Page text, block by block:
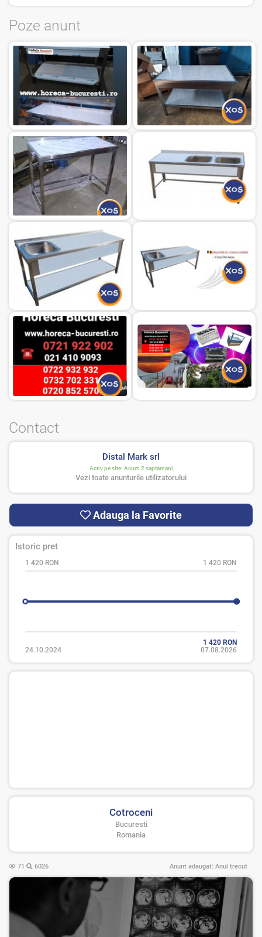
Poze anunt
Contact
Distal Mark srl
Activ pe site: Acum 2 saptamani
Vezi toate anunturile utilizatorului
Adauga la Favorite
Istoric pret
1 420 RON 1 420 RON
1 420 RON
24.10.2024
07.08.2026
Cotroceni
Bucuresti
Romania
71 6026 Anunt adaugat: Anul trecut